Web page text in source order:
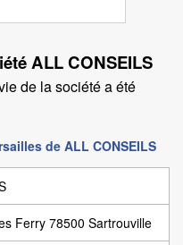
ALL CONSEILS
de la société a été
de ALL CONSEILS
Ferry 78500 Sartrouville